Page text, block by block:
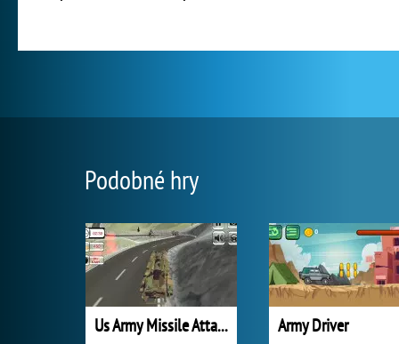
Podobné hry
Us Army Missile Attack Army Truck Driving Army Driver